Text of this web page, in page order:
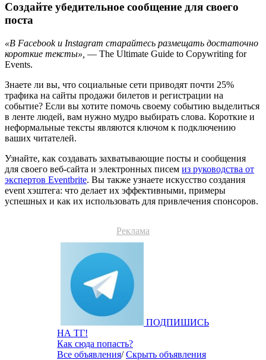
Создайте убедительное сообщение для своего
поста
«В Facebook и Instagram старайтесь размещать достаточно
короткие тексты», — The Ultimate Guide to Copywriting for
Events.
Знаете ли вы, что социальные сети приводят почти 25%
трафика на сайты продажи билетов и регистрации на
событие? Если вы хотите помочь своему событию выделиться
в ленте людей, вам нужно мудро выбирать слова. Короткие и
неформальные тексты являются ключом к подключению
ваших читателей.
Узнайте, как создавать захватывающие посты и сообщения
для своего веб-сайта и электронных писем из руководства от
экспертов Eventbrite. Вы также узнаете искусство создания
event хэштега: что делает их эффективными, примеры
успешных и как их использовать для привлечения спонсоров.
Реклама
ПОДПИШИСЬ
НА ТГ!
Как сюда попасть?
Все объявления/Скрыть объявления